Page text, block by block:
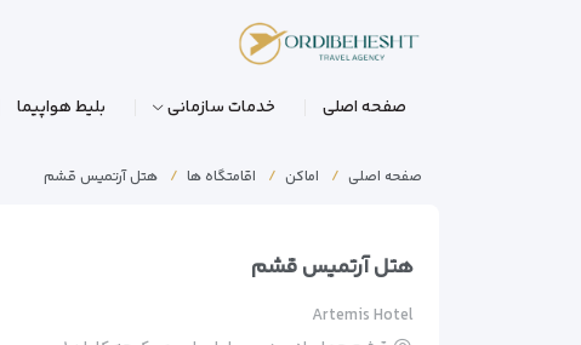
صفحه اصلی خدمات سازمانی بلیط هواپیما
صفحه اصلی اماکن اقامتگاه ها هتل آرتمیس قشم
هتل آرتمیس قشم
Artemis Hotel